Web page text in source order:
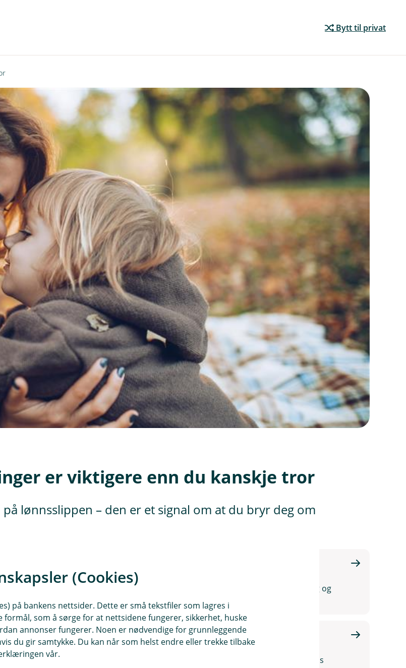
Bytt til privat
er viktigere enn du kanskje tror
lønnsslippen – den er et signal om at du bryr deg om
av kompensasjon
kommer høyt
ansatte velger deg
Gode
mer når folk vurderer
Vi gir deg gode råd om sparing og
pensjon
Eika Innskuddspensjon
Les hvorfor du bør velge
innskuddspensjon gjennom oss
(Cookies)
på bankens nettsider. Dette er små tekstfiler som lagres i
som å sørge for at nettsidene fungerer, sikkerhet, huske
annonser fungerer. Noen er nødvendige for grunnleggende
du gir samtykke. Du kan når som helst endre eller trekke tilbake
vår.